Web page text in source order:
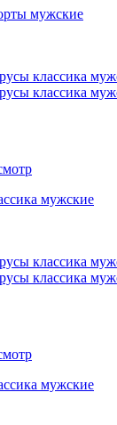
мужские
мужские
мужские